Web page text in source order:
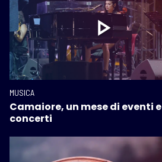
MUSICA
Camaiore, un mese di eventi e
concerti